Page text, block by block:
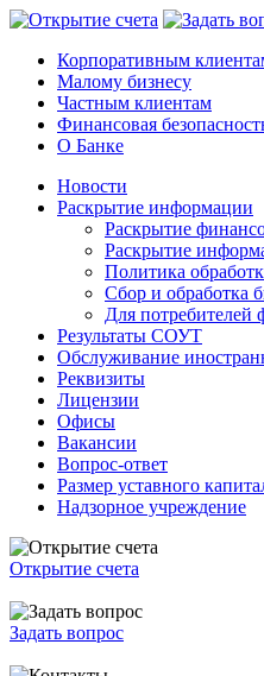
Корпоративным
Малому бизнесу
Частным клиентам
Финансовая
О Банке
Новости
Раскрытие информации
Раскрытие
Раскрытие
Политика
Сбор и обработка
Для потребителей
Результаты СОУТ
Обслуживание
Реквизиты
Лицензии
Офисы
Вакансии
Вопрос-ответ
Размер уставного
Надзорное учреждение
Открытие счета
Задать вопрос